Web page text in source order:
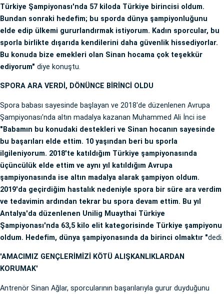
Türkiye Şampiyonası'nda 57 kiloda Türkiye birincisi oldum.
Bundan sonraki hedefim; bu sporda dünya şampiyonluğunu
elde edip ülkemi gururlandırmak istiyorum. Kadın sporcular, bu
sporla birlikte dışarıda kendilerini daha güvenlik hissediyorlar.
Bu konuda bize emekleri olan Sinan hocama çok teşekkür
ediyorum" diye konuştu.
SPORA ARA VERDİ, DÖNÜNCE BİRİNCİ OLDU
Spora babası sayesinde başlayan ve 2018'de düzenlenen Avrupa
Şampiyonası'nda altın madalya kazanan Muhammed Ali İnci ise
"Babamın bu konudaki destekleri ve Sinan hocanın sayesinde
bu başarıları elde ettim. 10 yaşından beri bu sporla
ilgileniyorum. 2018'te katıldığım Türkiye şampiyonasında
üçüncülük elde ettim ve aynı yıl katıldığım Avrupa
şampiyonasında ise altın madalya alarak şampiyon oldum.
2019'da geçirdiğim hastalık nedeniyle spora bir süre ara verdim
ve tedavimin ardından tekrar bu spora devam ettim. Bu yıl
Antalya'da düzenlenen Unilig Muaythai Türkiye
Şampiyonası'nda 63,5 kilo elit kategorisinde Türkiye şampiyonu
oldum. Hedefim, dünya şampiyonasında da birinci olmaktır "dedi.
'AMACIMIZ GENÇLERİMİZİ KÖTÜ ALIŞKANLIKLARDAN
KORUMAK'
Antrenör Sinan Ağlar, sporcularının başarılarıyla gurur duyduğunu